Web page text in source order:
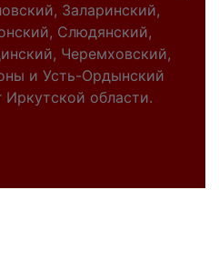
Заларинский,
Слюдянский,
Черемховский,
и Усть-Ордынский
Иркутской области.